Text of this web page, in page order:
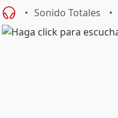
Sonido Totales